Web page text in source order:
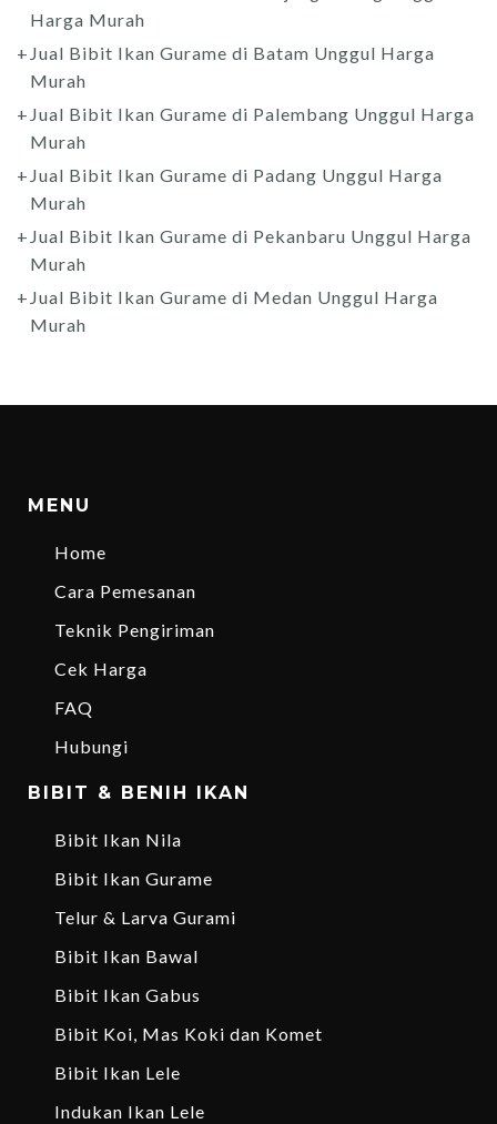
Harga Murah
Jual Bibit Ikan Gurame di Batam Unggul Harga
Murah
Jual Bibit Ikan Gurame di Palembang Unggul Harga
Murah
Jual Bibit Ikan Gurame di Padang Unggul Harga
Murah
Jual Bibit Ikan Gurame di Pekanbaru Unggul Harga
Murah
Jual Bibit Ikan Gurame di Medan Unggul Harga
Murah
MENU
Home
Cara Pemesanan
Teknik Pengiriman
Cek Harga
FAQ
Hubungi
BIBIT & BENIH IKAN
Bibit Ikan Nila
Bibit Ikan Gurame
Telur & Larva Gurami
Bibit Ikan Bawal
Bibit Ikan Gabus
Bibit Koi, Mas Koki dan Komet
Bibit Ikan Lele
Indukan Ikan Lele